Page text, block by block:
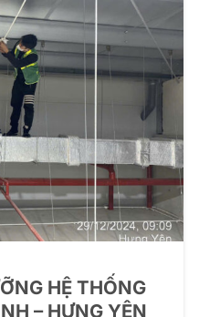
HỆ THỐNG
– HƯNG YÊN